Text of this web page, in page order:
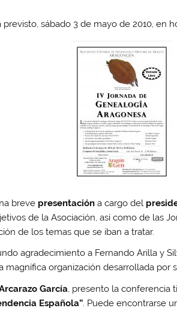
sábado 3 de mayo de 2010, en
breve presentacióna cargo del
de la Asociación, así como de las
de los temas que se iban a tratar.
agradecimiento a Fernando Arilla y
magnífica organización desarrollada por
García , presento la conferencia
Española” . Puede encontrarse